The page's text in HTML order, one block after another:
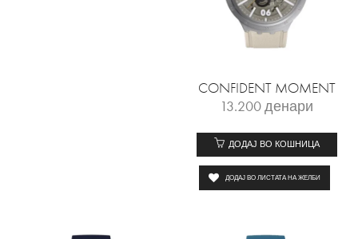
CONFIDENT MOMENT
13.200денари
ДОДАЈ ВО КОШНИЦА
ДОДАЈ ВО ЛИСТАТА НА ЖЕЛБИ